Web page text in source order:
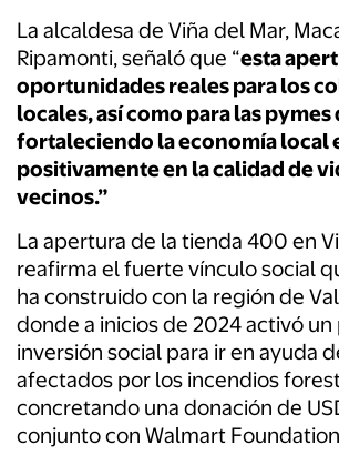
La alcaldesa de Viña del Mar,
Ripamonti, señaló que “esta
oportunidades reales para los
locales, así como para las
fortaleciendo la economía local
positivamente en la calidad de
vecinos.”
La apertura de la tienda 400 en
reafirma el fuerte vínculo social
ha construido con la región de
donde a inicios de 2024 activó un
inversión social para ir en ayuda
afectados por los incendios
concretando una donación de
conjunto con Walmart